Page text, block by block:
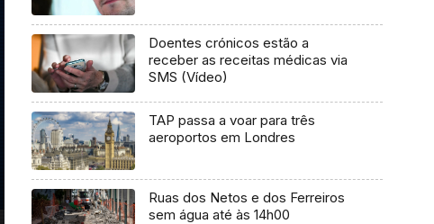
Doentes crónicos estão a
receber as receitas médicas via
SMS (Vídeo)
TAP passa a voar para três
aeroportos em Londres
Ruas dos Netos e dos Ferreiros
sem água até às 14h00